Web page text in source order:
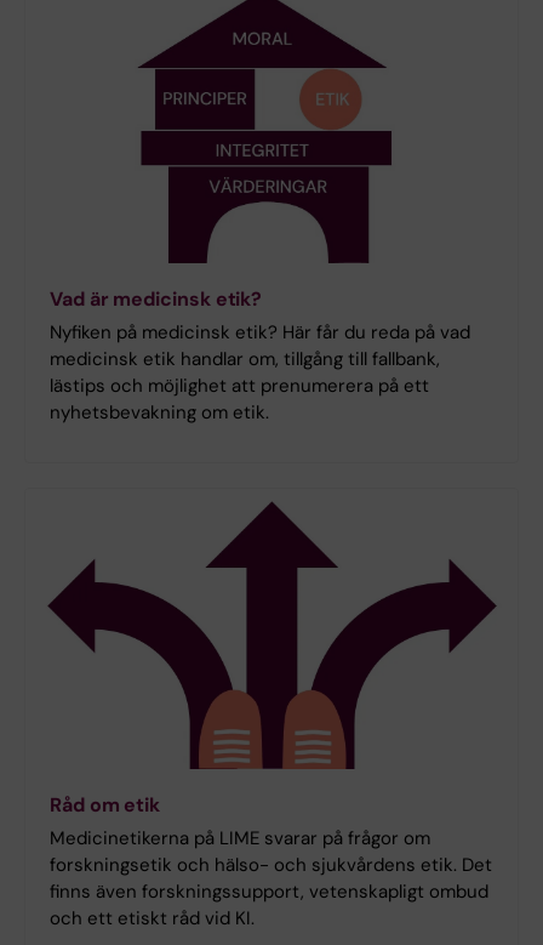
Vad är medicinsk etik?
Nyfiken på medicinsk etik? Här får du reda på vad
medicinsk etik handlar om, tillgång till fallbank,
lästips och möjlighet att prenumerera på ett
nyhetsbevakning om etik.
Råd om etik
Medicinetikerna på LIME svarar på frågor om
forskningsetik och hälso- och sjukvårdens etik. Det
finns även forskningssupport, vetenskapligt ombud
och ett etiskt råd vid KI.